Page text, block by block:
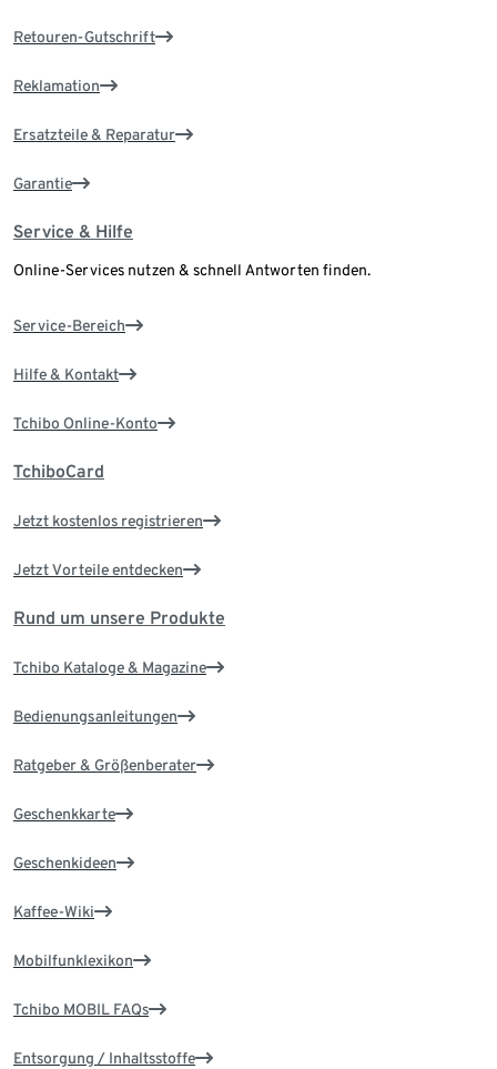
Retouren-Gutschrift
Reklamation
Ersatzteile & Reparatur
Garantie
Service & Hilfe
Online-Services nutzen & schnell Antworten finden.
Service-Bereich
Hilfe & Kontakt
Tchibo Online-Konto
TchiboCard
Jetzt kostenlos registrieren
Jetzt Vorteile entdecken
Rund um unsere Produkte
Tchibo Kataloge & Magazine
Bedienungsanleitungen
Ratgeber & Größenberater
Geschenkkarte
Geschenkideen
Kaffee-Wiki
Mobilfunklexikon
Tchibo MOBIL FAQs
Entsorgung / Inhaltsstoffe